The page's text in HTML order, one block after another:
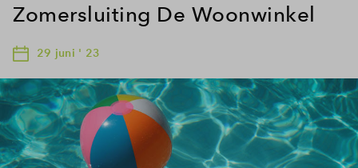
Zomersluiting De Woonwinkel
29 juni ' 23